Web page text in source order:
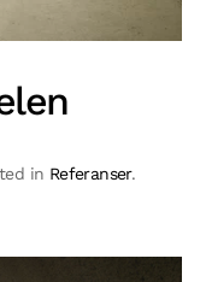
in Referanser.